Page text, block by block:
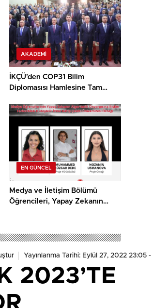
AKADEMI
İKÇÜ’den COP31 Bilim
Diplomasısı Hamlesine Tam
EN GÜNCEL
Medya ve İletişim Bölümü
Öğrencileri, Yapay Zekanın
Araştıracak
Yayınlanma Tarihi: Eylül 27, 2022 23:05 -
2023’TE